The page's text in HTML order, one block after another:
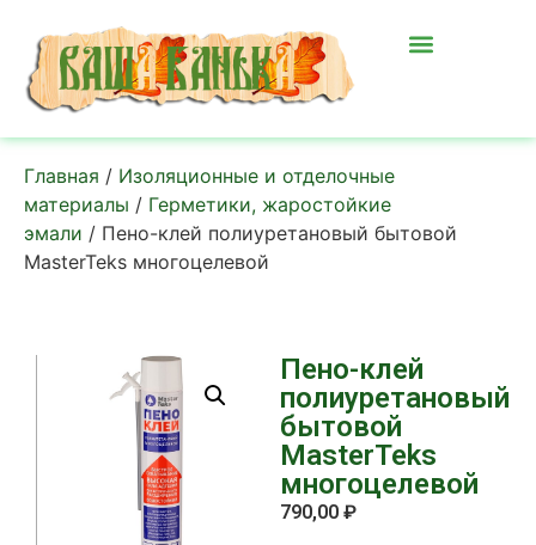
Главная / Изоляционные и отделочные
материалы / Герметики, жаростойкие
эмали / Пено-клей полиуретановый бытовой
MasterTeks многоцелевой
Пено-клей
полиуретановый
бытовой
MasterTeks
многоцелевой
790,00 ₽